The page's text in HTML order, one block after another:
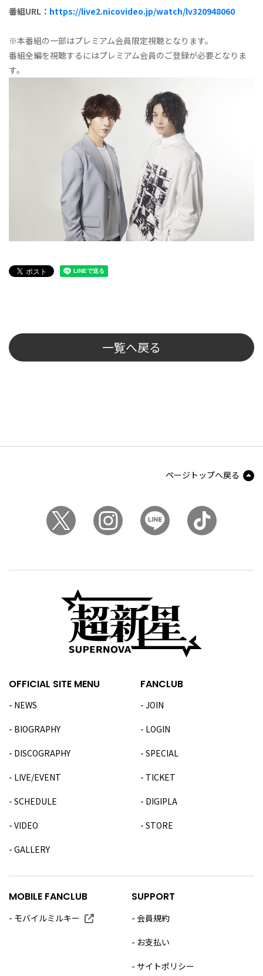
番組URL： https://live2.nicovideo.jp/watch/lv320948060
※本番組の一部はプレミアム会員限定視聴となります。
番組全編を視聴するにはプレミアム会員のご登録が必要となりま
す。
一覧へ戻る
ページトップへ戻る
OFFICIAL SITE MENU
NEWS
BIOGRAPHY
DISCOGRAPHY
LIVE/EVENT
SCHEDULE
VIDEO
GALLERY
FANCLUB
JOIN
LOGIN
SPECIAL
TICKET
DIGIPLA
STORE
MOBILE FANCLUB
モバイルミルキー
SUPPORT
会員規約
お支払い
サイトポリシー